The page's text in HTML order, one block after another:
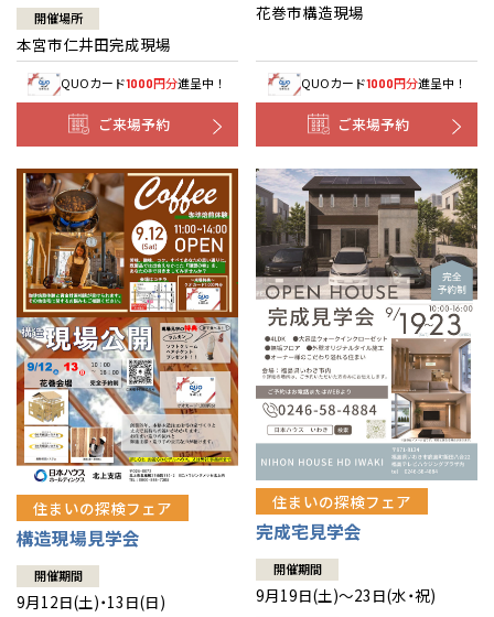
開催場所
本宮市仁井田完成現場
QUOカード1000円分進呈中！
ご来場予約
花巻市構造現場
QUOカード1000円分進呈中！
ご来場予約
住まいの探検フェア
構造現場見学会
開催期間
9月12日(土)・13日(日)
住まいの探検フェア
完成宅見学会
開催期間
9月19日(土)～23日(水・祝)